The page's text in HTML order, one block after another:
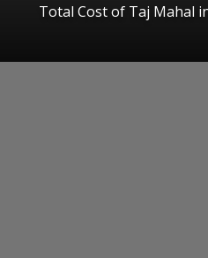
Total Cost of Taj Mahal